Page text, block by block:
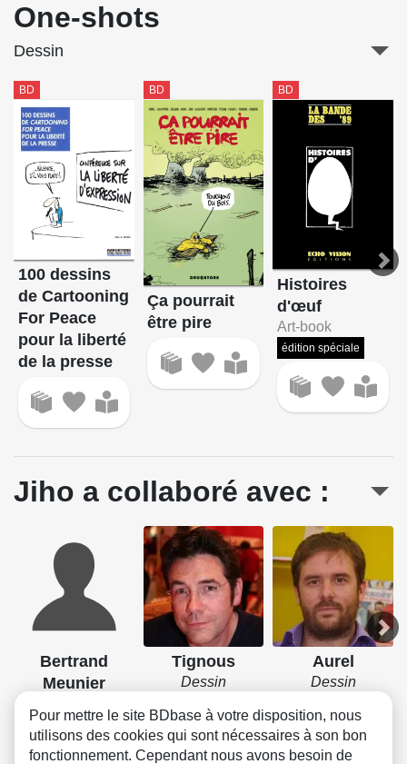
One-shots
Dessin
BD
100 dessins
de Cartooning
For Peace
pour la liberté
de la presse
BD
Ça pourrait
être pire
BD
Histoires
d'œuf
Art-book
édition spéciale
Jiho a collaboré avec :
Bertrand
Meunier
Tignous
Dessin
Aurel
Dessin
Pour mettre le site BDbase à votre disposition, nous
utilisons des cookies qui sont nécessaires à son bon
fonctionnement. Cependant nous avons besoin de